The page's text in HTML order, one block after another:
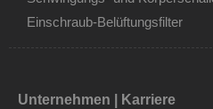
Einschraub-Belüftungsfilter
Unternehmen | Karriere